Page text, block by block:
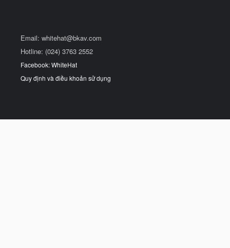
Email: whitehat@bkav.com
Hotline: (024) 3763 2552
Facebook: WhiteHat
Quy định và điều khoản sử dụng